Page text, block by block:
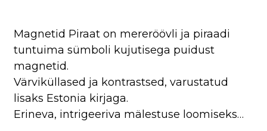
Magnetid Piraat on mereröövli ja piraadi
tuntuima sümboli kujutisega puidust
magnetid.
Värviküllased ja kontrastsed, varustatud
lisaks Estonia kirjaga.
Erineva, intrigeeriva mälestuse loomiseks…